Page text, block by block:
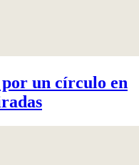
un círculo en